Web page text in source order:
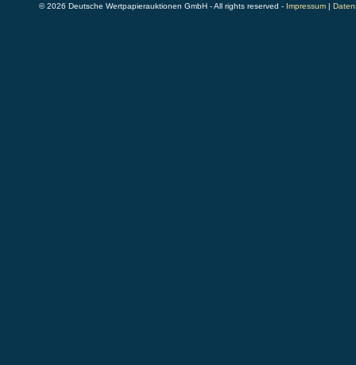
© 2026 Deutsche Wertpapierauktionen GmbH - All rights reserved - Impressum|